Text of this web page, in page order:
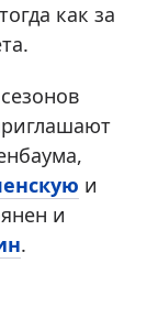
как за
и
и
.